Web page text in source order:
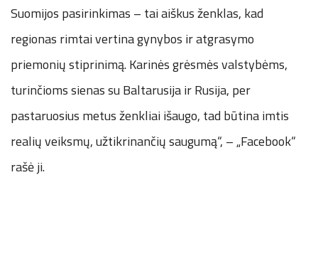
Suomijos pasirinkimas – tai aiškus ženklas, kad
regionas rimtai vertina gynybos ir atgrasymo
priemonių stiprinimą. Karinės grėsmės valstybėms,
turinčioms sienas su Baltarusija ir Rusija, per
pastaruosius metus ženkliai išaugo, tad būtina imtis
realių veiksmų, užtikrinančių saugumą“, – „Facebook“
rašė ji.